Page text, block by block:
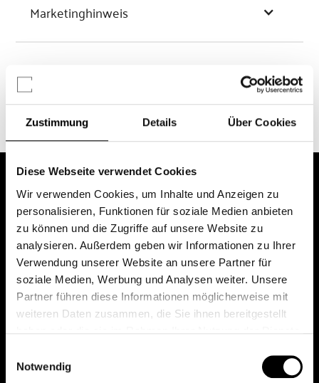
Zustimmung Details Über Cookies
Diese Webseite verwendet Cookies
Wir verwenden Cookies, um Inhalte und Anzeigen zu
personalisieren, Funktionen für soziale Medien anbieten
zu können und die Zugriffe auf unsere Website zu
analysieren. Außerdem geben wir Informationen zu Ihrer
Verwendung unserer Website an unsere Partner für
soziale Medien, Werbung und Analysen weiter. Unsere
Partner führen diese Informationen möglicherweise mit
weiteren Daten zusammen, die Sie ihnen bereitgestellt
Notwendig
Marketinghinweis
Chancen & Risiken
Das erste Depot in Österreich mit 0€ Kontoführung,
0€ Ausgabeaufschlag und 0€ Depotgebühren bei